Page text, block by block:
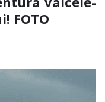
FOTO